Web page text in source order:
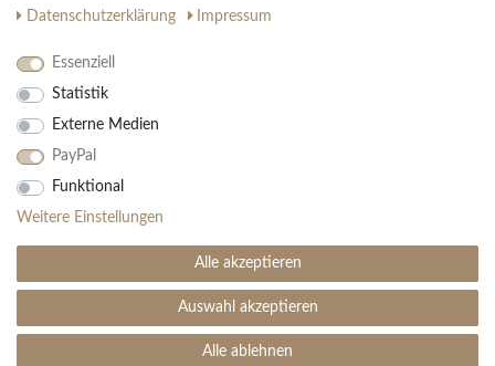
AGB
Ihre Vorteile
30 Tage Rückgaberecht
Große Auswahl
Kauf auf Rechnung
Einfache Auftragsverfolgung
© Copyright 2026 | Alle Rechte vorbehalten. - Teppich Boss | Realisation
Daten­schutz­erklärung
Impressum
Essenziell
Statistik
Externe Medien
PayPal
Funktional
Weitere Einstellungen
Alle akzeptieren
Auswahl akzeptieren
Alle ablehnen
SEHR GUT (4.99 / 5)
Bewertungen bei: ebay.de, amazon.de ⓘ